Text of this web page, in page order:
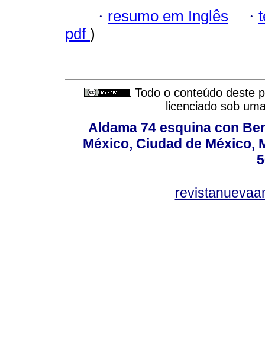
· resumo em Inglês ·
pdf )
Todo o conteúdo deste
licenciado sob
Aldama 74 esquina con
México, Ciudad de México,